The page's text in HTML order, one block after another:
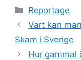
Kategorier
Reportage
Vart kan
Skam i Sverige
Hur gammal